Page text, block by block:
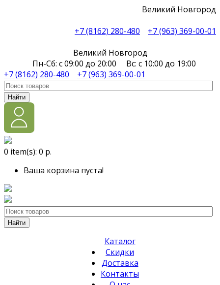
Великий Новгород
+7 (8162) 280-480
+7 (963) 369-00-01
Великий Новгород
Пн-Сб: с 09:00 до 20:00 Вс: с 10:00 до 19:00
+7 (8162) 280-480
+7 (963) 369-00-01
Найти
0 item(s): 0 р.
Ваша корзина пуста!
Найти
Каталог
Скидки
Доставка
Контакты